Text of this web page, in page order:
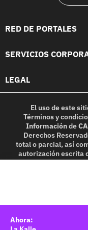
RED DE PORTALES
SERVICIOS
LEGAL
El uso de este
Términos y
Informaciónde
Derechos
total o parcial, así
autorización escrita
in part, or